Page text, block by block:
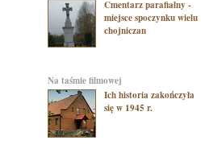
Cmentarz parafialny -
miejsce spoczynku wielu
chojniczan
na taśmie filmowej
Ich historia zakończyła
się w 1945 r.